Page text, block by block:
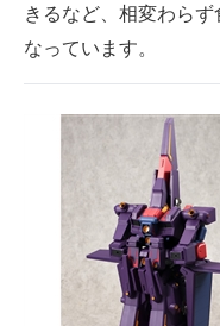
きるなど、相変わら
なっています。